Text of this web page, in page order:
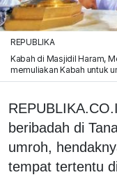
REPUBLIKA
Kabah di Masjidil Haram,
memuliakan Kabah untuk
beribadah di
umroh,
tempat tertentu